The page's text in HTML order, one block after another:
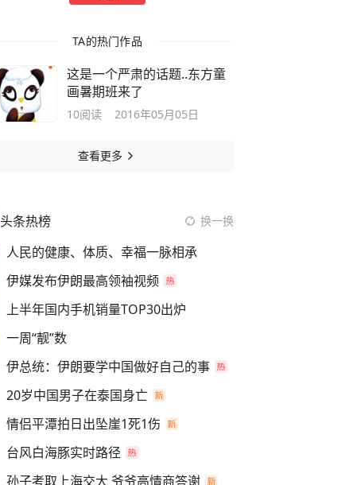
TA的热门作品
这是一个严肃的话题..东方童
画暑期班来了
10阅读 2016年05月05日
查看更多
头条热榜 换一换
人民的健康、体质、幸福一脉相承
伊媒发布伊朗最高领袖视频
上半年国内手机销量TOP30出炉
一周“靓”数
伊总统：伊朗要学中国做好自己的事
20岁中国男子在泰国身亡
情侣平潭拍日出坠崖1死1伤
台风白海豚实时路径
孙子考取上海交大 爷爷高情商答谢